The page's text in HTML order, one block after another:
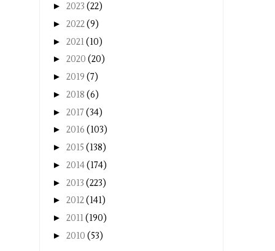
► 2023 (22)
► 2022(9)
► 2021(10)
► 2020 (20)
► 2019 (7)
► 2018 (6)
► 2017 (34)
► 2016 (103)
► 2015 (138)
► 2014(174)
► 2013 (223)
► 2012(141)
► 2011(190)
► 2010 (53)